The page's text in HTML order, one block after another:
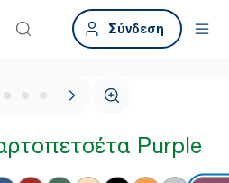
Σύνδεση
1 / 5
Purple